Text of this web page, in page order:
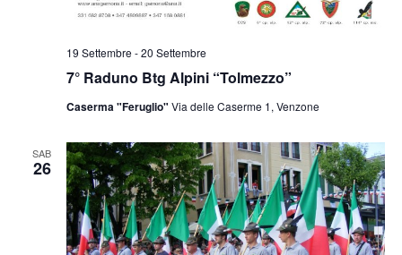
7° Raduno Btg Alpini “Tolmezzo”
19 Settembre -20 Settembre
Caserma "Feruglio" Via delle Caserme 1, Venzone
SAB
26